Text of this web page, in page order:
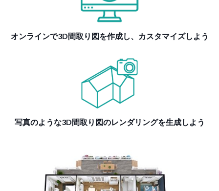
オンラインで3D間取り図を作成し、カスタマイズしよう
写真のような3D間取り図のレンダリングを生成しよう